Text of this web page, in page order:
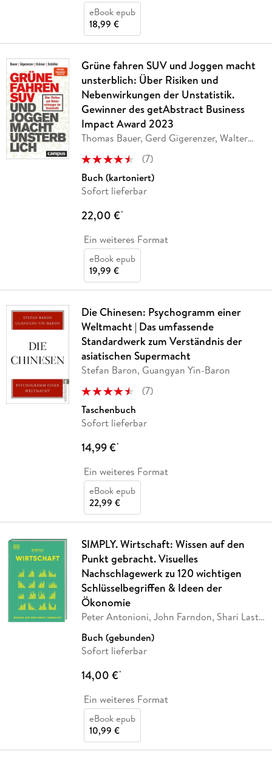
eBook epub
18,99 €
Grüne fahren SUV und Joggen macht
unsterblich: Über Risiken und
Nebenwirkungen der Unstatistik.
Gewinner des getAbstract Business
Impact Award 2023
Thomas Bauer, Gerd Gigerenzer, Walter
(7)
Buch (kartoniert)
Sofort lieferbar
22,00 €*
Ein weiteres Format
eBook epub
19,99 €
Die Chinesen: Psychogramm einer
Weltmacht | Das umfassende
Standardwerk zum Verständnis der
asiatischen Supermacht
Stefan Baron, Guangyan Yin-Baron
(7)
Taschenbuch
Sofort lieferbar
14,99 €*
Ein weiteres Format
eBook epub
22,99 €
SIMPLY. Wirtschaft: Wissen auf den
Punkt gebracht. Visuelles
Nachschlagewerk zu 120 wichtigen
Schlüsselbegriffen & Ideen der
Ökonomie
Peter Antonioni, John Farndon, Shari Last,
Buch (gebunden)
Sofort lieferbar
14,00 €*
Ein weiteres Format
eBook epub
10,99 €